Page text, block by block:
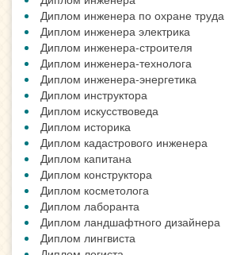
Диплом инженера по охране труда
Диплом инженера электрика
Диплом инженера-строителя
Диплом инженера-технолога
Диплом инженера-энергетика
Диплом инструктора
Диплом искусствоведа
Диплом историка
Диплом кадастрового инженера
Диплом капитана
Диплом конструктора
Диплом косметолога
Диплом лаборанта
Диплом ландшафтного дизайнера
Диплом лингвиста